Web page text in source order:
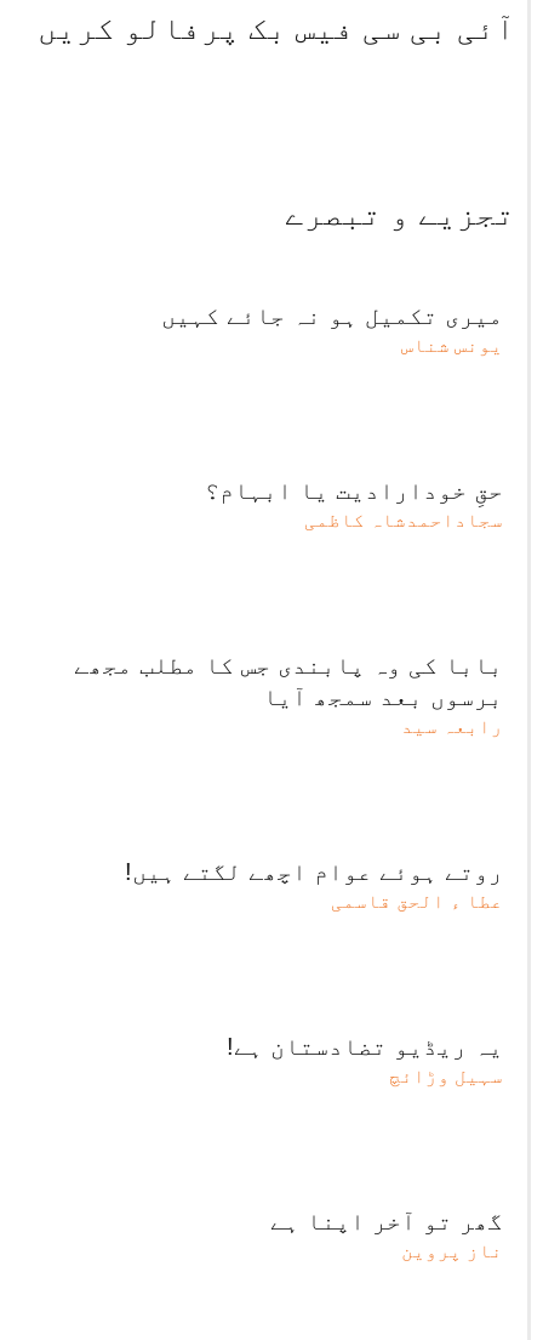
آئی بی سی فیس بک پرفالو کریں
تجزیے و تبصرے
میری تکمیل ہو نہ جائے کہیں
یونس شناس
حقِ خودارادیت یا ابہام؟
سجاداحمدشاہ کاظمی
بابا کی وہ پابندی جس کا مطلب مجھے
برسوں بعد سمجھ آیا
رابعہ سید
روتے ہوئے عوام اچھے لگتے ہیں!
عطا ء الحق قاسمی
یہ ریڈیو تضادستان ہے!
سہیل وڑائچ
گھر تو آخر اپنا ہے
ناز پروین